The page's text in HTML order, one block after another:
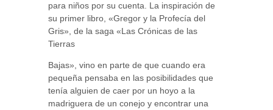
para niños por su cuenta. La inspiración de
su primer libro, «Gregor y la Profecía del
Gris», de la saga «Las Crónicas de las
Tierras
Bajas», vino en parte de que cuando era
pequeña pensaba en las posibilidades que
tenía alguien de caer por un hoyo a la
madriguera de un conejo y encontrar una